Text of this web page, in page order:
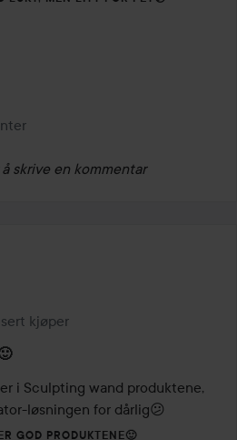
skrive en kommentar
2 måneder
kjøper
i Sculpting wand produktene,
løsningen for dårlig😕
GOD PRODUKTENE🙂